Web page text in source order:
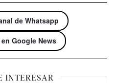
de Whatsapp
Google News
INTERESAR